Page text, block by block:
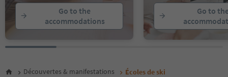
Go to the
accommodations
Go to
Découvertes & manifestations Écoles de ski